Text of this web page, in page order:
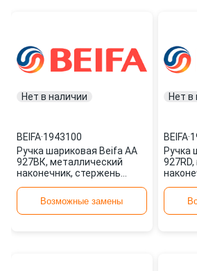
Нет в наличии
BEIFA·1943100
Ручка шариковая Beifa АА
927BК, металлический
наконечник, стержень
Возможные замены
Нет в
BEIFA·
Ручка
1943097